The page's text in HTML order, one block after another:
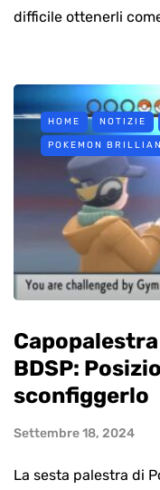
difficile ottenerli
HOME NOTIZIE
POKEMON
BDSP:
sconfiggerlo
Settembre 18, 2024
La sesta palestra di